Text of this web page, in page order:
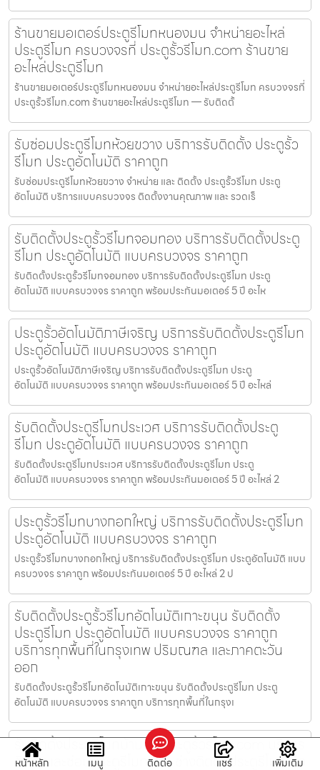
ร้านขายมอเตอร์ประตูรีโมทหนองมน จำหน่ายอะไหล่
ประตูรีโมท ครบวงจรที่ ประตูรั้วรีโมท.com ร้านขาย
อะไหล่ประตูรีโมท
ร้านขายมอเตอร์ประตูรีโมทหนองมน จำหน่ายอะไหล่ประตูรีโมท ครบวงจรที่
ประตูรั้วรีโมท.com ร้านขายอะไหล่ประตูรีโมท — รับติดตั้
รับซ่อมประตูรีโมทห้วยขวาง บริการรับติดตั้ง ประตูรั้ว
รีโมท ประตูอัตโนมัติ ราคาถูก
รับซ่อมประตูรีโมทห้วยขวาง จำหน่าย และ ติดตั้ง ประตูรั้วรีโมท ประตู
อัตโนมัติ บริการแบบครบวงจร ติดตั้งงานคุณภาพ และ รวดเร็
รับติดตั้งประตูรั้วรีโมทจอมทอง บริการรับติดตั้งประตู
รีโมท ประตูอัตโนมัติ แบบครบวงจร ราคาถูก
รับติดตั้งประตูรั้วรีโมทจอมทอง บริการรับติดตั้งประตูรีโมท ประตู
อัตโนมัติ แบบครบวงจร ราคาถูก พร้อมประกันมอเตอร์ 5 ปี อะไห
ประตูรั้วอัตโนมัติภาษีเจริญ บริการรับติดตั้งประตูรีโมท
ประตูอัตโนมัติ แบบครบวงจร ราคาถูก
ประตูรั้วอัตโนมัติภาษีเจริญ บริการรับติดตั้งประตูรีโมท ประตู
อัตโนมัติ แบบครบวงจร ราคาถูก พร้อมประกันมอเตอร์ 5 ปี อะไหล่
รับติดตั้งประตูรีโมทประเวศ บริการรับติดตั้งประตู
รีโมท ประตูอัตโนมัติ แบบครบวงจร ราคาถูก
รับติดตั้งประตูรีโมทประเวศ บริการรับติดตั้งประตูรีโมท ประตู
อัตโนมัติ แบบครบวงจร ราคาถูก พร้อมประกันมอเตอร์ 5 ปี อะไหล่ 2
ประตูรั้วรีโมทบางกอกใหญ่ บริการรับติดตั้งประตูรีโมท
ประตูอัตโนมัติ แบบครบวงจร ราคาถูก
ประตูรั้วรีโมทบางกอกใหญ่ บริการรับติดตั้งประตูรีโมท ประตูอัตโนมัติ แบบ
ครบวงจร ราคาถูก พร้อมประกันมอเตอร์ 5 ปี อะไหล่ 2 ป
รับติดตั้งประตูรั้วรีโมทอัตโนมัติเกาะขนุน รับติดตั้ง
ประตูรีโมท ประตูอัตโนมัติ แบบครบวงจร ราคาถูก
บริการทุกพื้นที่ในกรุงเทพ ปริมณฑล และภาคตะวัน
ออก
รับติดตั้งประตูรั้วรีโมทอัตโนมัติเกาะขนุน รับติดตั้งประตูรีโมท ประตู
อัตโนมัติ แบบครบวงจร ราคาถูก บริการทุกพื้นที่ในกรุงเ
รับติดตั้งประตูรีโมทบ้านบึง ประตูรั้วรีโมท.com บริการ
ติดตั้งและซ่อมประตูรีโมท โดย ช่างติดตั้งประตูรีโมท มือ
หน้าหลัก เมนู ติดต่อ แชร์ เพิ่มเติม